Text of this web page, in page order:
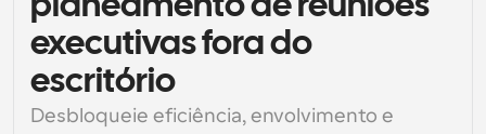
planeamento de reuniões
executivas fora do
escritório
Desbloqueie eficiência, envolvimento e